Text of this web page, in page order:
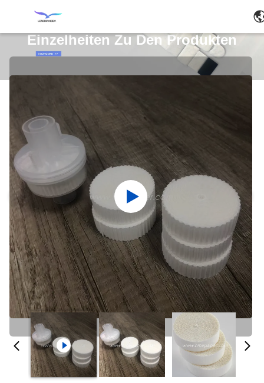
Einzelheiten Zu Den Produkten